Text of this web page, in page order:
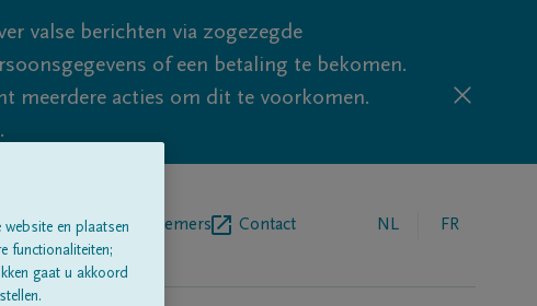
valse berichten via zogezegde
of een betaling te bekomen.
meerdere acties om dit te voorkomen.
onsBegrafenisondernemers Contact NL FR
en plaatsen
functionaliteiten;
gaat u akkoord